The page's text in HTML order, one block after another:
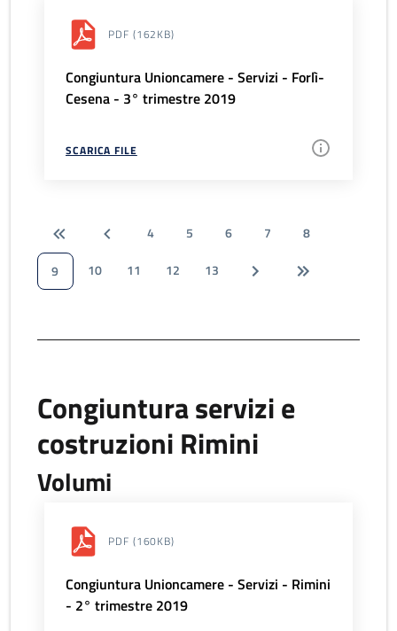
PDF (162KB)
Congiuntura Unioncamere - Servizi - Forlì-
Cesena - 3° trimestre 2019
SCARICA FILE
4 5 6 7
8
9
10 11 12 13
Congiuntura servizi e
costruzioni Rimini
Volumi
PDF (160KB)
Congiuntura Unioncamere - Servizi - Rimini
- 2° trimestre 2019